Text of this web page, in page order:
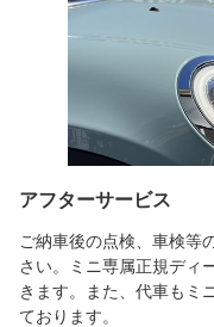
アフターサービス
ご納車後の点検、車検等
さい。ミニ専属正規ディ
きます。また、代車もミ
ております。